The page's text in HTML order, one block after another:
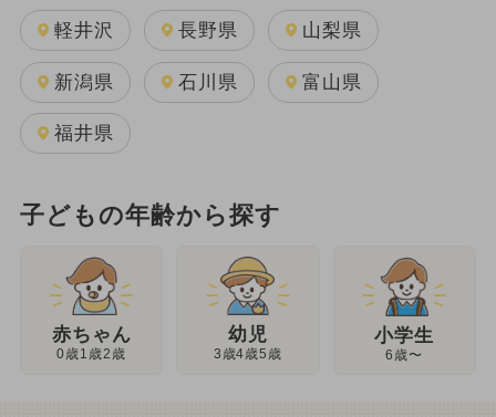
軽井沢 長野県 山梨県
新潟県 石川県 富山県
福井県
子どもの年齢から探す
赤ちゃん
0歳1歳2歳
幼児
3歳4歳5歳
小学生
6歳〜